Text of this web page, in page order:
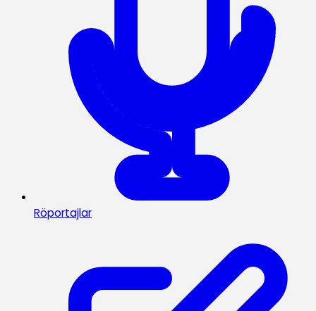
Röportajlar